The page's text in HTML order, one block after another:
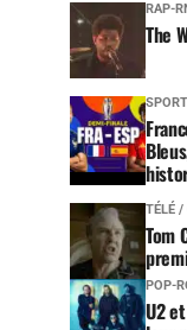
RAP-
The
SPORT
TÉLÉ /
Tom
POP-
U2